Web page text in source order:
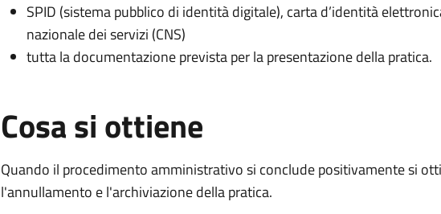
SPID (sistema pubblico di identità digitale), carta d’identità
nazionale dei servizi (CNS)
tutta la documentazione prevista per la presentazione della pratica.
Cosa si ottiene
Quando il procedimento amministrativo si conclude positivamente si
l'annullamento e l'archiviazione della pratica.